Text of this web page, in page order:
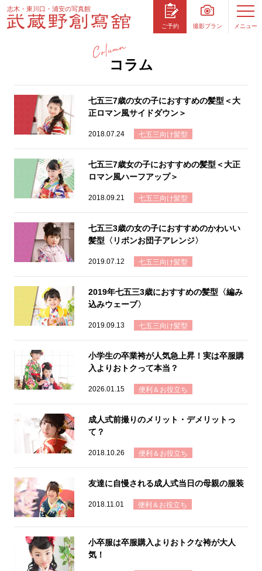
志木・東川口・浦安の写真館
ご予約 撮影プラン メニュー
コラム
七五三7歳の女の子におすすめの髪型＜大
正ロマン風サイドダウン＞
2018.07.24 七五三向け髪型
七五三7歳女の子におすすめの髪型＜大正
ロマン風ハーフアップ＞
2018.09.21 七五三向け髪型
七五三3歳の女の子におすすめのかわいい
髪型〈リボンお団子アレンジ〉
2019.07.12 七五三向け髪型
2019年七五三3歳におすすめの髪型〈編み
込みウェーブ〉
2019.09.13 七五三向け髪型
小学生の卒業袴が人気急上昇！実は卒服購
入よりおトクって本当？
2026.01.15 便利＆お役立ち
成人式前撮りのメリット・デメリットっ
て？
2018.10.26 便利＆お役立ち
友達に自慢される成人式当日の母親の服装
2018.11.01 便利＆お役立ち
小卒服は卒服購入よりおトクな袴が大人
気！